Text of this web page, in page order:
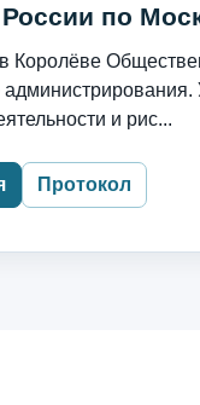
по
Королёве
и рис...
Протокол